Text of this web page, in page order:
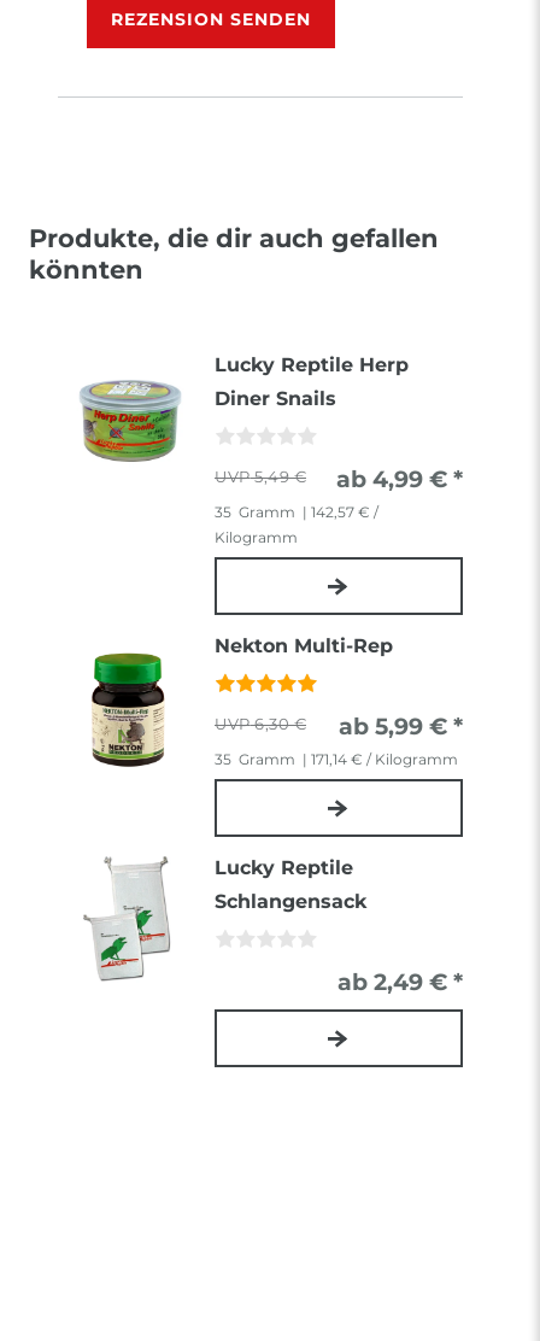
REZENSION SENDEN
Produkte, die dir auch gefallen
könnten
Lucky Reptile Herp
Diner Snails
5,49 € ab 4,99 € *
35 Gramm | 142,57 € /
Kilogramm
Nekton Multi-Rep
6,30 € ab 5,99 € *
35 Gramm | 171,14 € / Kilogramm
Lucky Reptile
Schlangensack
ab 2,49 € *